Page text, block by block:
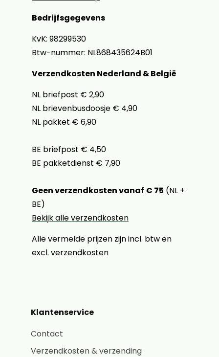
Bedrijfsgegevens
KvK: 98299530
Btw-nummer: NL868435624B01
Verzendkosten Nederland & België
NL briefpost € 2,90
NL brievenbusdoosje € 4,90
NL pakket € 6,90
BE briefpost € 4,50
BE pakketdienst € 7,90
Geen verzendkosten vanaf € 75 (NL +
BE)
Bekijk alle verzendkosten
Alle vermelde prijzen zijn incl. btw en
excl. verzendkosten
Klantenservice
Contact
Verzendkosten & verzending